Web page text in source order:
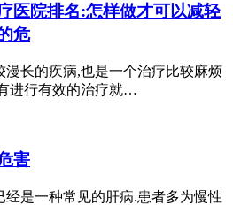
医院排名:怎样做才可以减轻
危
漫长的疾病,也是一个治疗比较麻烦
进行有效的治疗就…
害
经是一种常见的肝病.患者多为慢性